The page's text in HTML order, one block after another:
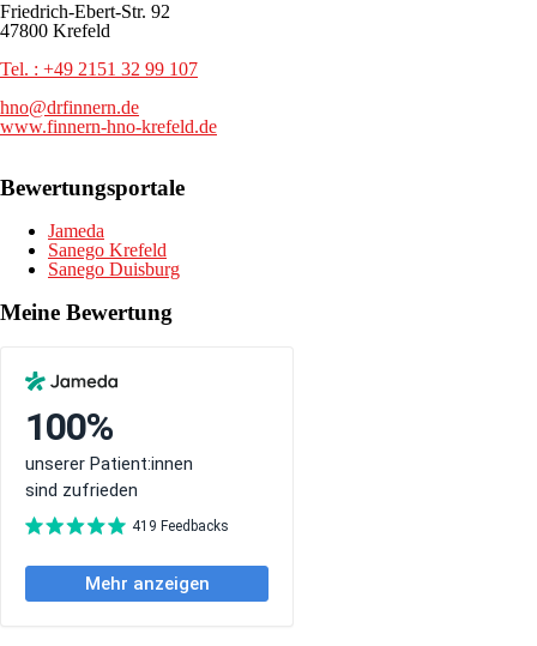
Friedrich-Ebert-Str. 92
47800 Krefeld
Tel. : +49 2151 32 99 107
hno@drfinnern.de
www.finnern-hno-krefeld.de
Bewertungsportale
Jameda
Sanego Krefeld
Sanego Duisburg
Meine Bewertung